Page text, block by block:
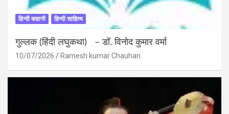
हिन्दी कहानी हिन्दी साहित्य
गुल्लक (हिंदी लघुकथा) – डॉ. विनोद कुमार वर्मा
10/07/2026 Ramesh kumar Chauhan